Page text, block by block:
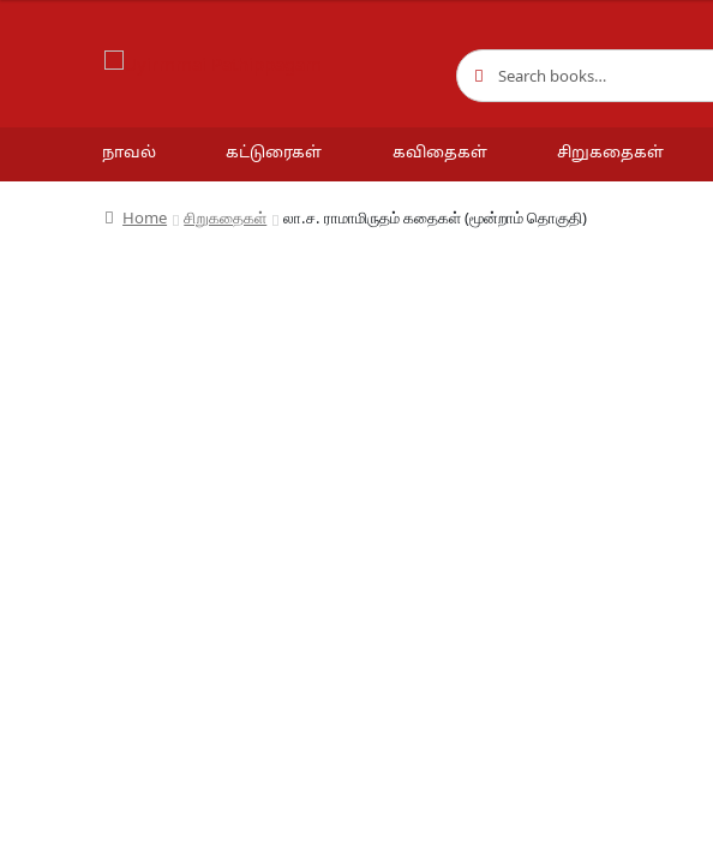
Search
for:
Search
நாவல் கட்டுரைகள் கவிதைகள் சிறுகதைகள்
Home சிறுகதைகள் லா.ச. ராமாமிருதம் கதைகள் (மூன்றாம் தொகுதி)